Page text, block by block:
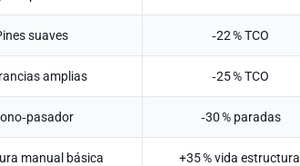
suaves ‑22 % TCO
amplias ‑25 % TCO
‑30 % paradas
manual básica +35 % vida estructural